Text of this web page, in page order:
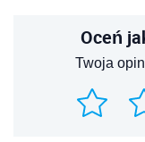
Oceń
Twoja